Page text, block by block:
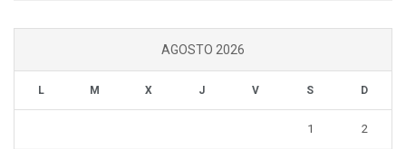
AGOSTO 2026
L M X J V S D
1 2